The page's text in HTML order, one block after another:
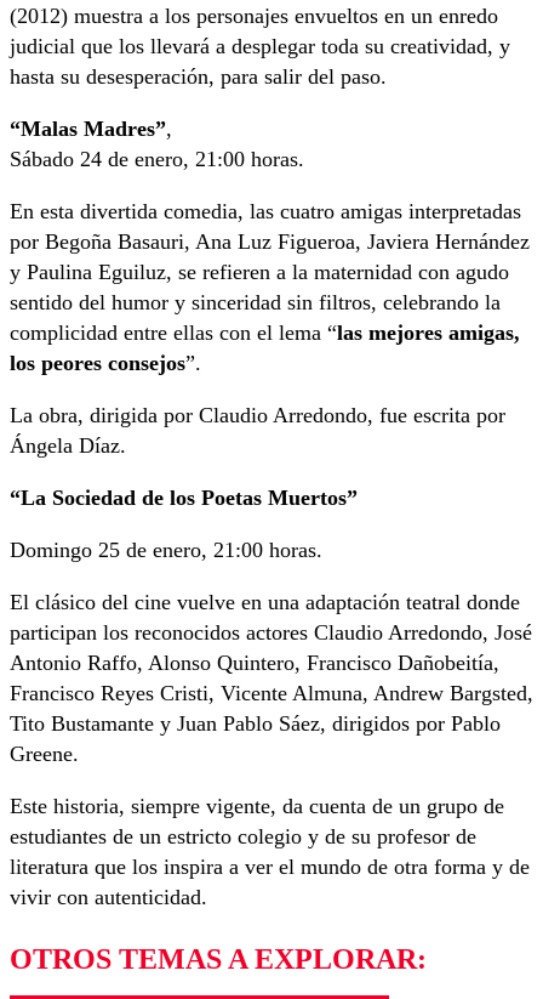
(2012) muestra a los personajes envueltos en un enredo
judicial que los llevará a desplegar toda su creatividad, y
hasta su desesperación, para salir del paso.
“Malas Madres”,
Sábado 24 de enero, 21:00 horas.
En esta divertida comedia, las cuatro amigas interpretadas
por Begoña Basauri, Ana Luz Figueroa, Javiera Hernández
y Paulina Eguiluz, se refieren a la maternidad con agudo
sentido del humor y sinceridad sin filtros, celebrando la
complicidad entre ellas con el lema “las mejores amigas,
los peores consejos”.
La obra, dirigida por Claudio Arredondo, fue escrita por
Ángela Díaz.
“La Sociedad de los Poetas Muertos”
Domingo 25 de enero, 21:00 horas.
El clásico del cine vuelve en una adaptación teatral donde
participan los reconocidos actores Claudio Arredondo, José
Antonio Raffo, Alonso Quintero, Francisco Dañobeitía,
Francisco Reyes Cristi, Vicente Almuna, Andrew Bargsted,
Tito Bustamante y Juan Pablo Sáez, dirigidos por Pablo
Greene.
Este historia, siempre vigente, da cuenta de un grupo de
estudiantes de un estricto colegio y de su profesor de
literatura que los inspira a ver el mundo de otra forma y de
vivir con autenticidad.
OTROS TEMAS A EXPLORAR: